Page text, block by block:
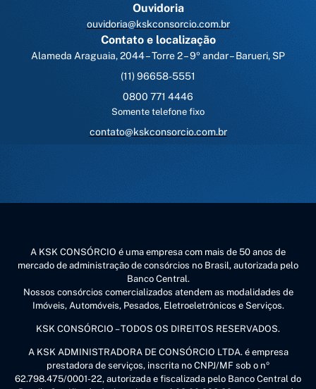
Ouvidoria
ouvidoria@kskconsorcio.com.br
Contato e localização
Alameda Araguaia, 2044 – Torre 2 – 9º andar – Barueri, SP
(11) 96658-5551
0800 771 4446
Somente telefone fixo
contato@kskconsorcio.com.br
A KSK CONSÓRCIO é uma empresa com mais de 50 anos de
mercado de administração de consórcios no Brasil, autorizada pelo
Banco Central.
Nossos consórcios comercializados atendem as modalidades de
Imóveis, Automóveis, Pesados, Eletroeletrônicos e Serviços.
KSK CONSÓRCIO – TODOS OS DIREITOS RESERVADOS.
A KSK ADMINISTRADORA DE CONSÓRCIO LTDA. é empresa
prestadora de serviços, inscrita no CNPJ/MF sob o nº
62.798.475/0001-22, autorizada e fiscalizada pelo Banco Central do